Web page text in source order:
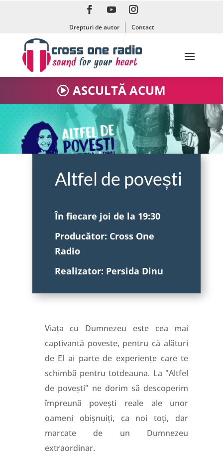
Drepturi de autor Contact
ASCULTĂ ACUM
Altfel de povești
În fiecare joi de la 19:30
Producător: Cross One
Radio
Realizator: Persida Dinu
Viața cu Dumnezeu este cea mai
captivantă poveste, pentru că alături
de El ai parte de experiențe care te
schimbă pentru totdeauna. La "Altfel
de povești" ne dorim să descoperim
împreună povești reale ale unor
oameni obișnuiți, ca noi toți, dar
marcate de un Dumnezeu
extraordinar.